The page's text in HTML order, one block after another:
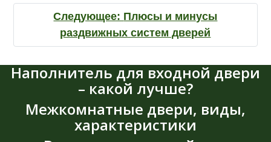
Следующее: Плюсы и минусы
раздвижных систем дверей
Наполнитель для входной двери
– какой лучше?
Межкомнатные двери, виды,
характеристики